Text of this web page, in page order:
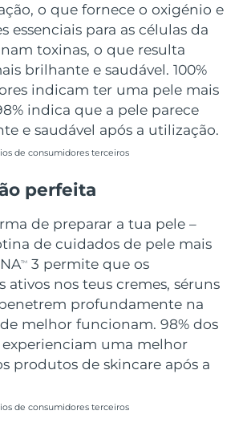
o que fornece o oxigénio e
essenciais para as células da
toxinas, o que resulta
brilhante e saudável. 100%
indicam ter uma pele mais
indica que a pele parece
e saudável após a utilização.
de consumidores terceiros
perfeita
de preparar a tua pele –
de cuidados de pele mais
TM
3 permite que os
ativos nos teus cremes, séruns
profundamente na
melhor funcionam. 98% dos
uma melhor
produtos de skincare após a
de consumidores terceiros